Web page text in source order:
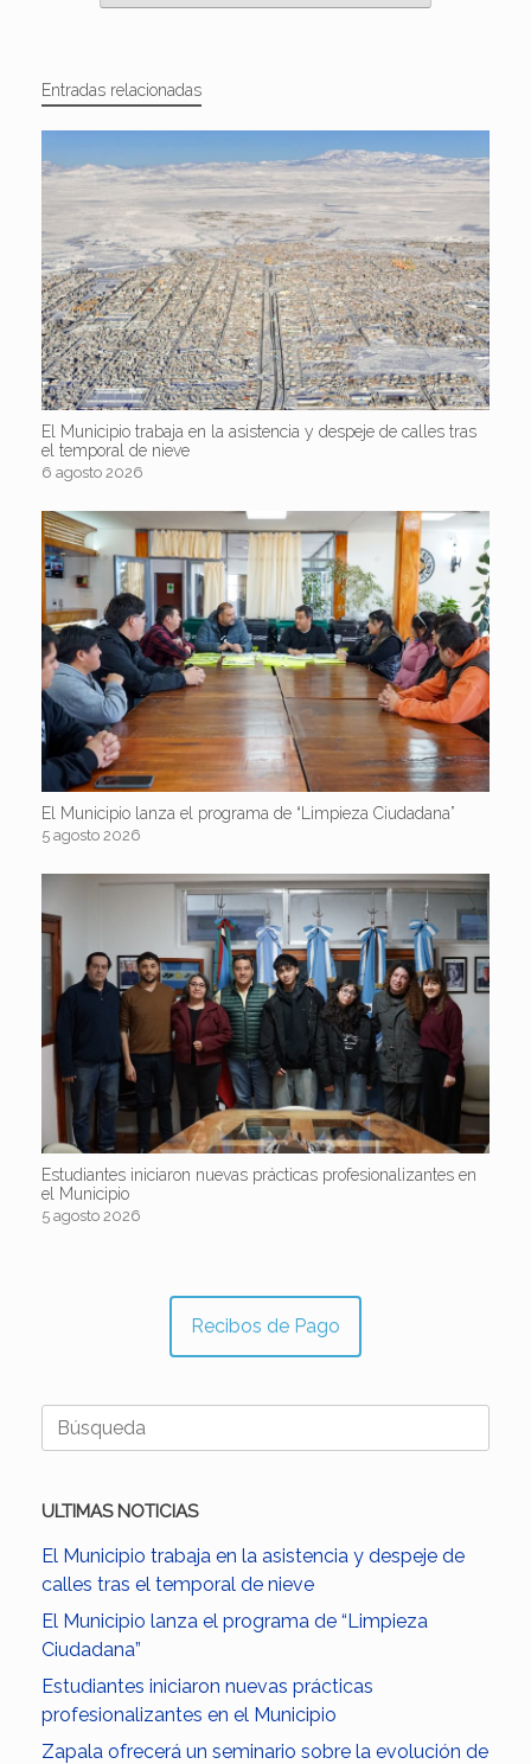
Entradas relacionadas
El Municipio trabaja en la asistencia y despeje de calles tras
el temporal de nieve
6 agosto 2026
El Municipio lanza el programa de “Limpieza Ciudadana”
5 agosto 2026
Estudiantes iniciaron nuevas prácticas profesionalizantes en
el Municipio
5 agosto 2026
Recibos de Pago
Buscar:
ULTIMAS NOTICIAS
El Municipio trabaja en la asistencia y despeje de
calles tras el temporal de nieve
El Municipio lanza el programa de “Limpieza
Ciudadana”
Estudiantes iniciaron nuevas prácticas
profesionalizantes en el Municipio
Zapala ofrecerá un seminario sobre la evolución de